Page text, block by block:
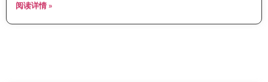
阅读详情 »